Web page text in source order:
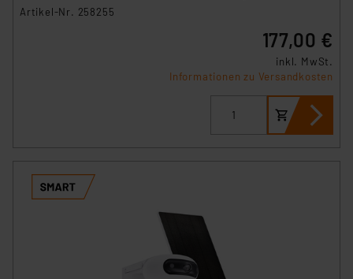
Artikel-Nr. 258255
177,00 €
inkl. MwSt.
Informationen zu Versandkosten